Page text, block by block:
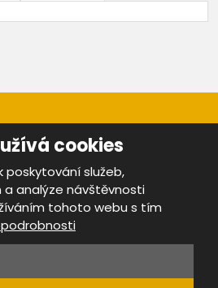
ŠROTY.cz je
a ochrana osobních údajů
použití
cookies
poskytování služeb,
a analýze návštěvnosti
tohoto webu s tím